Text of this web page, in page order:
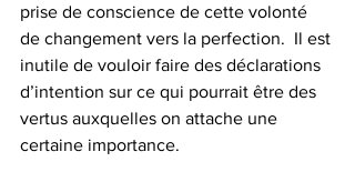
prise de conscience de cette volonté
de changement vers la perfection.  Il est
inutile de vouloir faire des déclarations
d’intention sur ce qui pourrait être des
vertus auxquelles on attache une
certaine importance.